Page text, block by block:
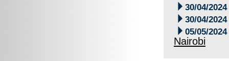
 30/04/2024
 30/04/2024
 05/05/2024
Nairobi